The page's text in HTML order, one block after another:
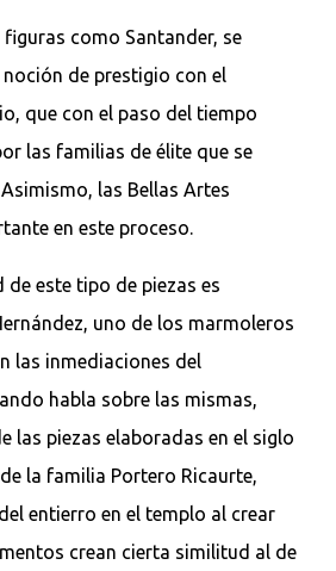
como Santander, se
de prestigio con el
que con el paso del tiempo
las familias de élite que se
las Bellas Artes
en este proceso.
de este tipo de piezas es
uno de los marmoleros
las inmediaciones del
habla sobre las mismas,
las piezas elaboradas en el siglo
la familia Portero Ricaurte,
entierro en el templo al crear
crean cierta similitud al de